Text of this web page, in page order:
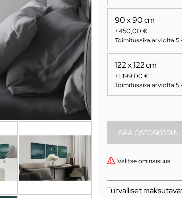
90 x 90 cm
+450,00 €
Toimitusaika arviolta 5
122 x 122 cm
+1 199,00 €
Toimitusaika arviolta 5
Valitse ominaisuus.
Turvalliset